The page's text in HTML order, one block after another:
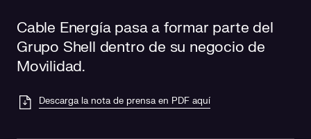
Cable Energía pasa a formar parte del
Grupo Shell dentro de su negocio de
Movilidad.
Descarga la nota de prensa en PDF aquí